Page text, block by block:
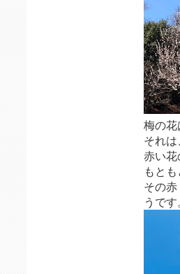
梅の花
それ
赤い花
もと
その
うです